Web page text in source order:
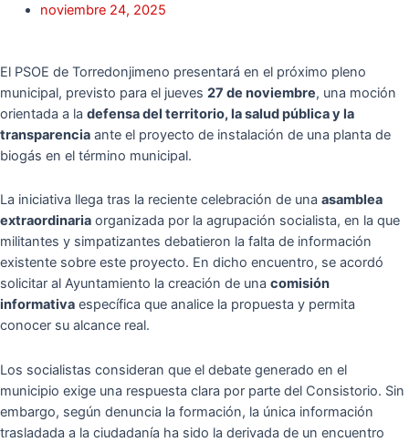
noviembre 24, 2025
El PSOE de Torredonjimeno presentará en el próximo pleno
municipal, previsto para el jueves 27 de noviembre, una moción
orientada a la defensa del territorio, la salud pública y la
transparencia ante el proyecto de instalación de una planta de
biogás en el término municipal.
La iniciativa llega tras la reciente celebración de una asamblea
extraordinaria organizada por la agrupación socialista, en la que
militantes y simpatizantes debatieron la falta de información
existente sobre este proyecto. En dicho encuentro, se acordó
solicitar al Ayuntamiento la creación de una comisión
informativa específica que analice la propuesta y permita
conocer su alcance real.
Los socialistas consideran que el debate generado en el
municipio exige una respuesta clara por parte del Consistorio. Sin
embargo, según denuncia la formación, la única información
trasladada a la ciudadanía ha sido la derivada de un encuentro